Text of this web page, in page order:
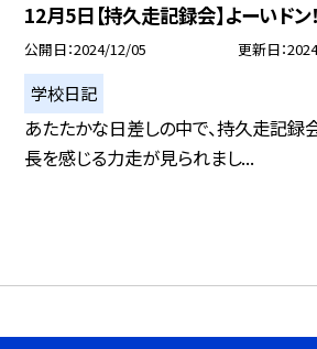
12月5日【持久走記録会】よーいドン！
公開日 2024/12/05 更新日
学校日記
あたたかな日差しの中で、持久走記録
長を感じる力走が見られまし...